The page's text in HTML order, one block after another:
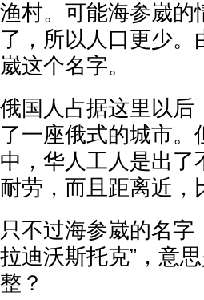
渔村。可能海参崴的
了，所以人口更少
崴这个名字。
俄国人占据这里以后
了一座俄式的城市
中，华人工人是出了
耐劳，而且距离近，
只不过海参崴的名字
拉迪沃斯托克”，意
整？